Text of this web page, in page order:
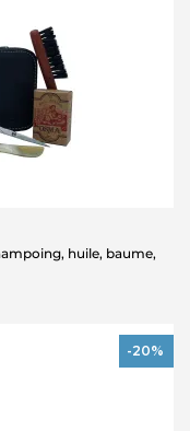
huile, baume,
-20%